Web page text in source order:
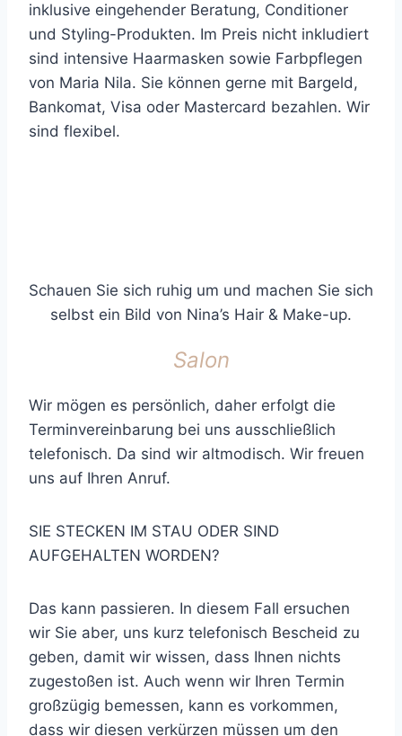
inklusive eingehender Beratung, Conditioner
und Styling-Produkten. Im Preis nicht inkludiert
sind intensive Haarmasken sowie Farbpflegen
von Maria Nila. Sie können gerne mit Bargeld,
Bankomat, Visa oder Mastercard bezahlen. Wir
sind flexibel.
Schauen Sie sich ruhig um und machen Sie sich
selbst ein Bild von Nina’s Hair & Make-up.
Salon
Wir mögen es persönlich, daher erfolgt die
Terminvereinbarung bei uns ausschließlich
telefonisch. Da sind wir altmodisch. Wir freuen
uns auf Ihren Anruf.
SIE STECKEN IM STAU ODER SIND
AUFGEHALTEN WORDEN?
Das kann passieren. In diesem Fall ersuchen
wir Sie aber, uns kurz telefonisch Bescheid zu
geben, damit wir wissen, dass Ihnen nichts
zugestoßen ist. Auch wenn wir Ihren Termin
großzügig bemessen, kann es vorkommen,
dass wir diesen verkürzen müssen um den